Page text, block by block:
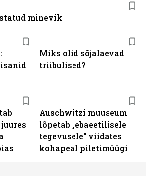
Miks olid sõjalaevad
triibulised?
Auschwitzi muuseum
lõpetab „ebaeetilisele
tegevusele“ viidates
kohapeal piletimüügi
minevik